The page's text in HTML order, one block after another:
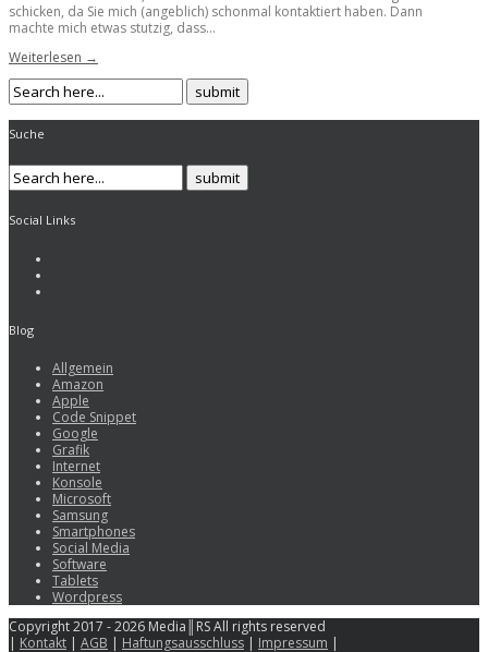
schicken, da Sie mich (angeblich) schonmal kontaktiert haben. Dann
machte mich etwas stutzig, dass...
Weiterlesen →
Suche
Social Links
Blog
Allgemein
Amazon
Apple
Code Snippet
Google
Grafik
Internet
Konsole
Microsoft
Samsung
Smartphones
Social Media
Software
Tablets
Wordpress
Copyright 2017 - 2026 Media║RS All rights reserved
| Kontakt | AGB | Haftungsausschluss | Impressum |